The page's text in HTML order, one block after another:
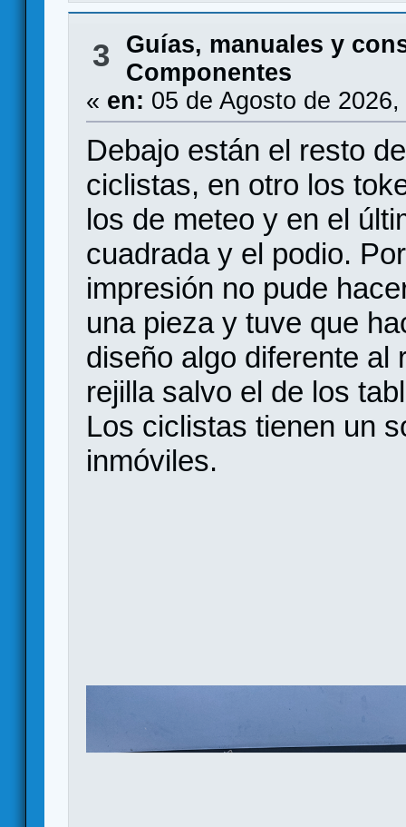
3
Guías, manuales y
Componentes
« en: 05 de Agosto de
Debajo están el resto
ciclistas, en otro los
los de meteo y en el
cuadrada y el podio.
impresión no pude
una pieza y tuve que
diseño algo diferente al
rejilla salvo el de los
Los ciclistas tienen un
inmóviles.